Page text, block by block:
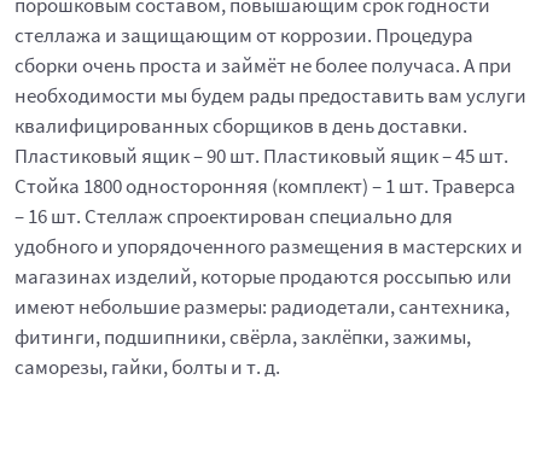
стеллажа и защищающим от коррозии. Процедура
сборки очень проста и займёт не более получаса. А при
необходимости мы будем рады предоставить вам услуги
квалифицированных сборщиков в день доставки.
Пластиковый ящик – 90 шт. Пластиковый ящик – 45 шт.
Стойка 1800 односторонняя (комплект) – 1 шт. Траверса
– 16 шт. Стеллаж спроектирован специально для
удобного и упорядоченного размещения в мастерских и
магазинах изделий, которые продаются россыпью или
имеют небольшие размеры: радиодетали, сантехника,
фитинги, подшипники, свёрла, заклёпки, зажимы,
саморезы, гайки, болты и т. д.